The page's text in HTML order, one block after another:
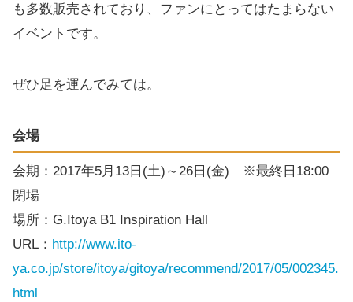
も多数販売されており、ファンにとってはたまらない
イベントです。
ぜひ足を運んでみては。
会場
会期：2017年5月13日(土)～26日(金) ※最終日18:00
閉場
場所：G.Itoya B1 Inspiration Hall
URL： http://www.ito-
ya.co.jp/store/itoya/gitoya/recommend/2017/05/002345.
html